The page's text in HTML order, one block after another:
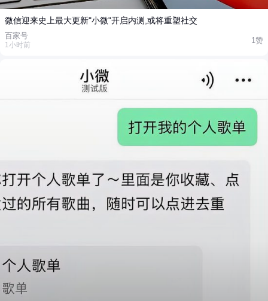
微信迎来史上最大更新"小微"开启内测,或将重塑社交
百家号
1小时前
1赞